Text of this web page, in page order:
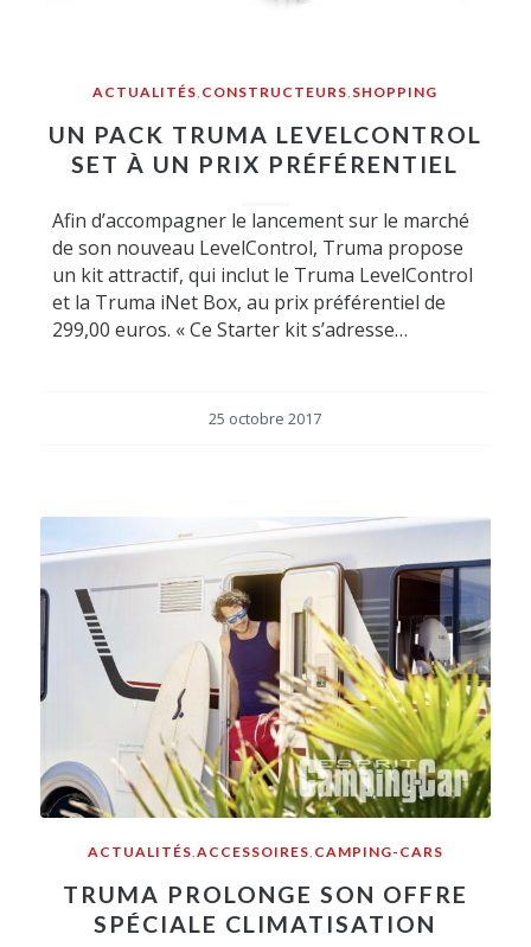
ACTUALITÉS CONSTRUCTEURS SHOPPING
UN PACK TRUMA LEVELCONTROL
SET À UN PRIX PRÉFÉRENTIEL
Afin d’accompagner le lancement sur le marché
de son nouveau LevelControl, Truma propose
un kit attractif, qui inclut le Truma LevelControl
et la Truma iNet Box, au prix préférentiel de
299,00 euros. « Ce Starter kit s’adresse…
25 octobre 2017
ACTUALITÉS ACCESSOIRES CAMPING-CARS
TRUMA PROLONGE SON OFFRE
SPÉCIALE CLIMATISATION